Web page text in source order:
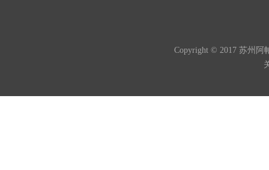
Copyright © 2017 苏州阿